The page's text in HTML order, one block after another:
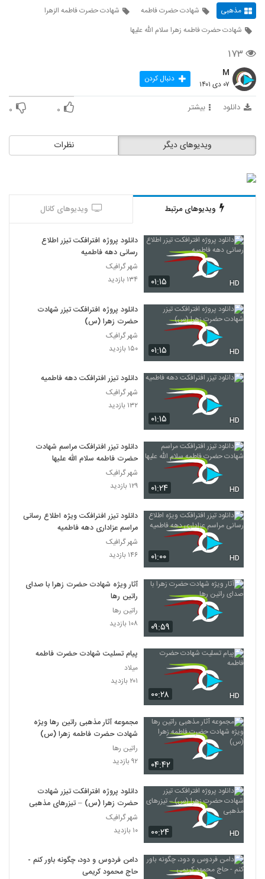
مذهبی شهادت حضرت فاطمه
شهادت حضرت فاطمه الزهرا
شهادت حضرت فاطمه زهرا سلام الله عليها
۱۷۳
M
۰۷ دی ۱۴۰۱ دنبال کردن
دانلود بیشتر ۰ ۰
نظرات ویدیوهای دیگر
ویدیوهای مرتبط ویدیوهای کانال
۰۱:۱۵ HD
دانلود پروژه افترافکت تیزر اطلاع
رسانی دهه فاطمیه
شهر گرافیک
۱۳۴ بازدید
۰۱:۱۵ HD
دانلود پروژه افترافکت تیزر شهادت
حضرت زهرا (س)
شهر گرافیک
۱۵۰ بازدید
۰۱:۱۵ HD
دانلود تیزر افترافکت دهه فاطمیه
شهر گرافیک
۱۳۲ بازدید
۰۱:۲۴ HD
دانلود تیزر افترافکت مراسم شهادت
حضرت فاطمه سلام الله علیها
شهر گرافیک
۱۲۹ بازدید
۰۱:۰۰ HD
دانلود تیزر افترافکت ویژه اطلاع رسانی
مراسم عزاداری دهه فاطمیه
شهر گرافیک
۱۴۶ بازدید
۰۹:۵۹
آثار ویژه شهادت حضرت زهرا با صدای
راتین رها
راتین رها
۱۰۸ بازدید
۰۰:۲۸ HD
پیام تسلیت شهادت حضرت فاطمه
میلاد
۲۰۱ بازدید
۰۴:۴۲
مجموعه آثار مذهبی راتین رها ویژه
شهادت حضرت فاطمه زهرا (س)
راتین رها
۹۲ بازدید
۰۰:۲۴ HD
دانلود پروژه افترافکت تیزر شهادت
حضرت زهرا (س) – تیزرهای مذهبی
شهر گرافیک
۱۰ بازدید
دامن فردوس و دود، چگونه باور کنم -
حاج محمود کریمی